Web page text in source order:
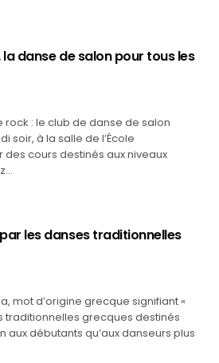
danse de salon pour tous les
: le club de danse de salon
soir, à la salle de l’École
cours destinés aux niveaux
les danses traditionnelles
mot d’origine grecque signifiant «
traditionnelles grecques destinés
aux débutants qu’aux danseurs plus